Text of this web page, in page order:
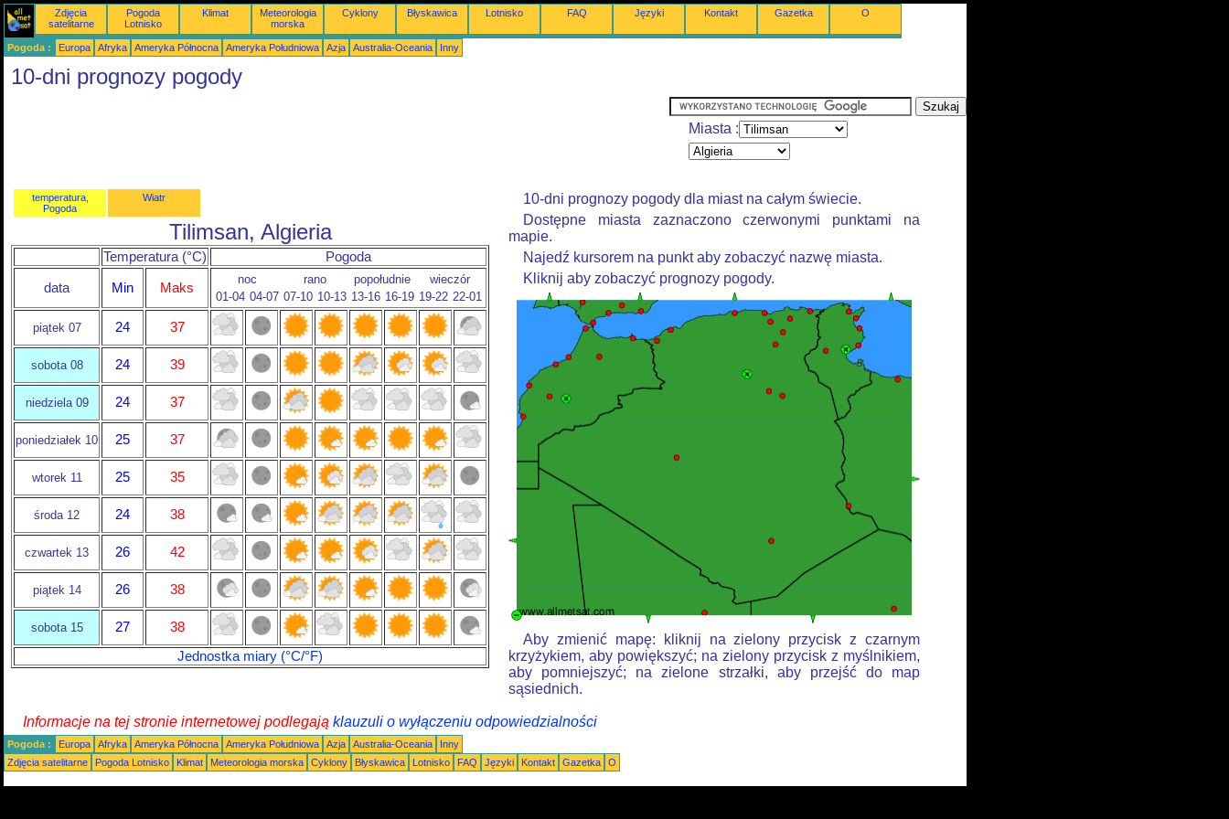
Zdjęcia
satelitarne
Pogoda
Lotnisko
Klimat
Meteorologia
morska
Cyklony Błyskawica Lotnisko FAQ Języki Kontakt Gazetka O
Pogoda : Europa Afryka Ameryka Północna Ameryka Południowa Azja Australia-Oceania Inny
10-dni prognozy pogody
Miasta :
temperatura,
Pogoda
Wiatr
Tilimsan, Algieria
Temperatura (°C) Pogoda
data Min Maks
noc rano popołudnie
wieczór
01-04 04-07 07-10 10-13 13-16 16-19 19-22 22-01
piątek 07 24 37
sobota 08 24 39
niedziela 09 24 37
poniedziałek 10 25 37
wtorek 11 25 35
środa 12 24 38
czwartek 13 26 42
piątek 14 26 38
sobota 15 27
38
Jednostka miary (°C/°F)
10-dni prognozy pogody dla miast na całym świecie.
Dostępne miasta zaznaczono czerwonymi punktami na
mapie.
Najedź kursorem na punkt aby zobaczyć nazwę miasta.
Kliknij aby zobaczyć prognozy pogody.
Aby zmienić mapę: kliknij na zielony przycisk z czarnym
krzyżykiem, aby powiększyć; na zielony przycisk z myślnikiem,
aby pomniejszyć; na zielone strzałki, aby przejść do map
sąsiednich.
Informacje na tej stronie internetowej podlegają klauzuli o wyłączeniu odpowiedzialności
Pogoda : Europa Afryka Ameryka Północna Ameryka Południowa Azja Australia-Oceania
Inny
Zdjęcia satelitarne
Pogoda Lotnisko Klimat Meteorologia morska Cyklony Błyskawica Lotnisko FAQ Języki Kontakt Gazetka O